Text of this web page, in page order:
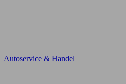
Autoservice & Handel